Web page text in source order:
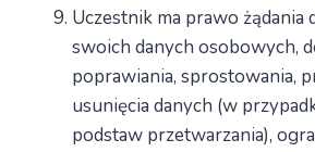
Uczestnik ma prawo żądania
swoich danych osobowych,
poprawiania, sprostowania,
usunięcia danych (w
podstaw przetwarzania),